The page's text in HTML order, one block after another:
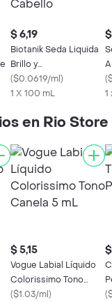
$ 6,19
Biotanik Seda Liquida
Brillo y
Reconstrucción
Inmediata para el
($0.0619/ml)
1 X 100 mL
(
1
en Rio Store
$ 5,15
Vogue Labial Líquido
Colorissimo Tono
Canela 5 mL
($1.03/ml)
(